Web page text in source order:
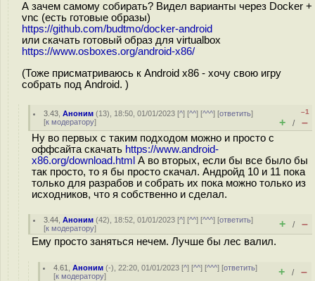
А зачем самому собирать? Видел варианты через Docker +
vnc (есть готовые образы)
https://github.com/budtmo/docker-android
или скачать готовый образ для virtualbox
https://www.osboxes.org/android-x86/
(Тоже присматриваюсь к Android x86 - хочу свою игру
собрать под Android. )
3.43 ,Аноним (13), 18:50, 01/01/2023 [^] [^^] [^^^] [ответить]
[к модератору]
–1
+ / –
Ну во первых с таким подходом можно и просто с
оффсайта скачать https://www.android-
x86.org/download.html А во вторых, если бы все было бы
так просто, то я бы просто скачал. Андройд 10 и 11 пока
только для разрабов и собрать их пока можно только из
исходников, что я собственно и сделал.
3.44 ,Аноним (42), 18:52, 01/01/2023 [^] [^^] [^^^] [ответить]
[к модератору] + / –
Ему просто заняться нечем. Лучше бы лес валил.
4.61 ,Аноним (-), 22:20, 01/01/2023 [^] [^^] [^^^] [ответить]
[к модератору] + / –